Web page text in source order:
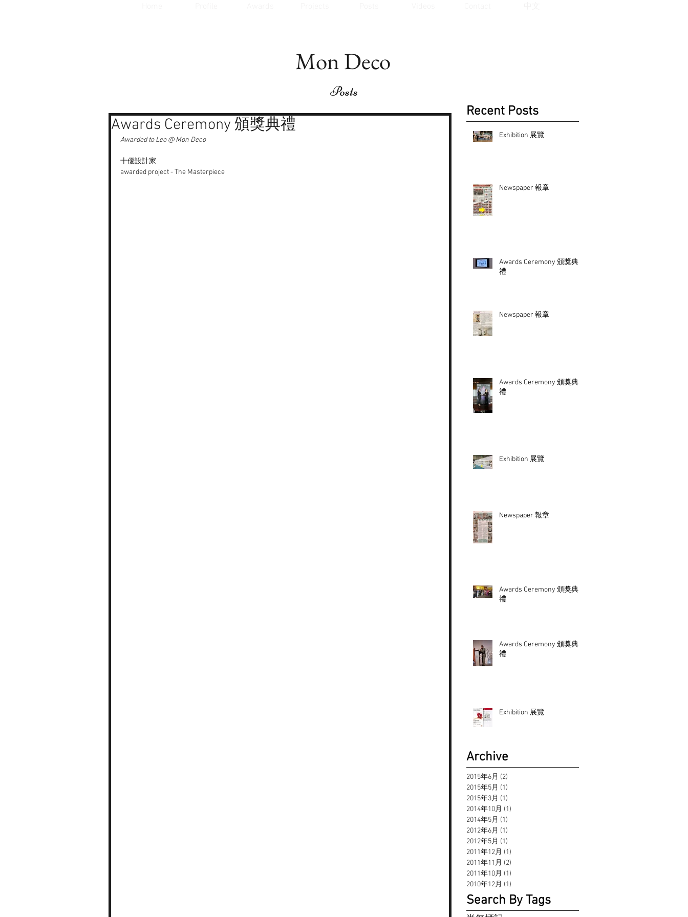
Mon Deco
Posts
Awards Ceremony 頒獎典禮
Awarded to Leo @ Mon Deco
十優設計家
awarded project - The Masterpiece
Recent Posts
Exhibition 展覽
Newspaper 報章
Awards Ceremony 頒獎典
禮
Newspaper 報章
Awards Ceremony 頒獎典
禮
Exhibition 展覽
Newspaper 報章
Awards Ceremony 頒獎典
禮
Awards Ceremony 頒獎典
禮
Exhibition 展覽
Archive
2015年6月 (2)
2015年5月 (1)
2015年3月 (1)
2014年10月 (1)
2014年5月 (1)
2012年6月 (1)
2012年5月 (1)
2011年12月 (1)
2011年11月 (2)
2011年10月 (1)
2010年12月 (1)
Search By Tags